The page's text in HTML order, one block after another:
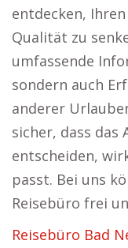
entdecken,
Qualität zu
umfassende
sondern auch
anderer
sicher, dass das
entscheiden,
passt. Bei uns
Reisebüro frei
Reisebüro Bad